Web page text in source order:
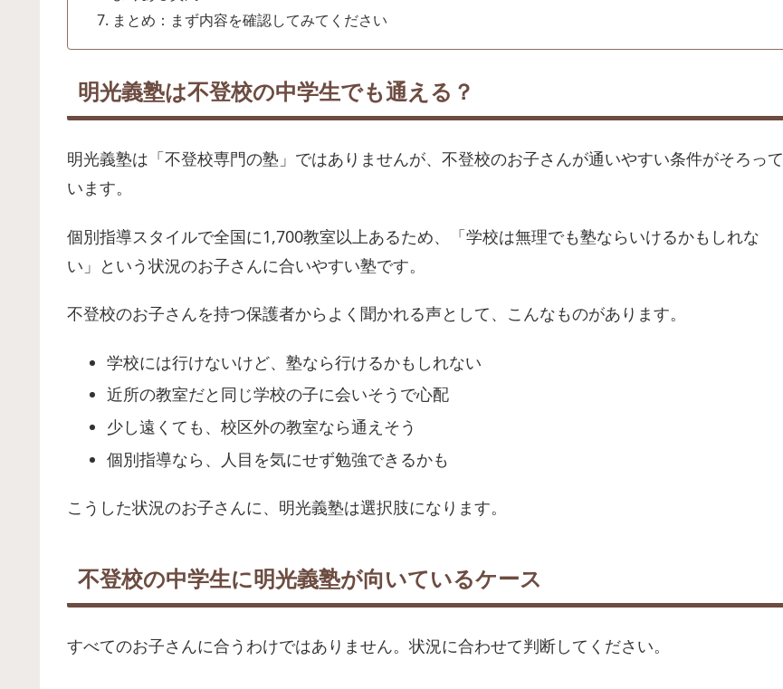
まとめ：まず内容を確認してみてください
明光義塾は不登校の中学生でも通える？
明光義塾は「不登校専門の塾」ではありませんが、不登校のお子さんが通いやすい条件がそろって
います。
個別指導スタイルで全国に1,700教室以上あるため、「学校は無理でも塾ならいけるかもしれな
い」という状況のお子さんに合いやすい塾です。
不登校のお子さんを持つ保護者からよく聞かれる声として、こんなものがあります。
学校には行けないけど、塾なら行けるかもしれない
近所の教室だと同じ学校の子に会いそうで心配
少し遠くても、校区外の教室なら通えそう
個別指導なら、人目を気にせず勉強できるかも
こうした状況のお子さんに、明光義塾は選択肢になります。
不登校の中学生に明光義塾が向いているケース
すべてのお子さんに合うわけではありません。状況に合わせて判断してください。